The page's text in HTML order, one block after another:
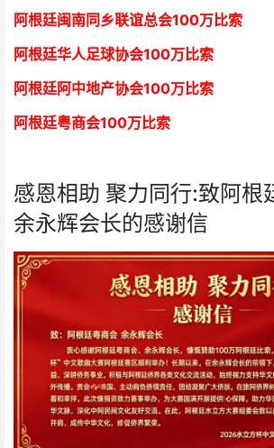
阿根廷闽南同乡联谊总会100万比索
阿根廷华人足球协会100万比索
阿根廷阿中地产协会100万比索
阿根廷粤商会100万比索
感恩相助 聚力同行:致阿根
余永辉会长的感谢信